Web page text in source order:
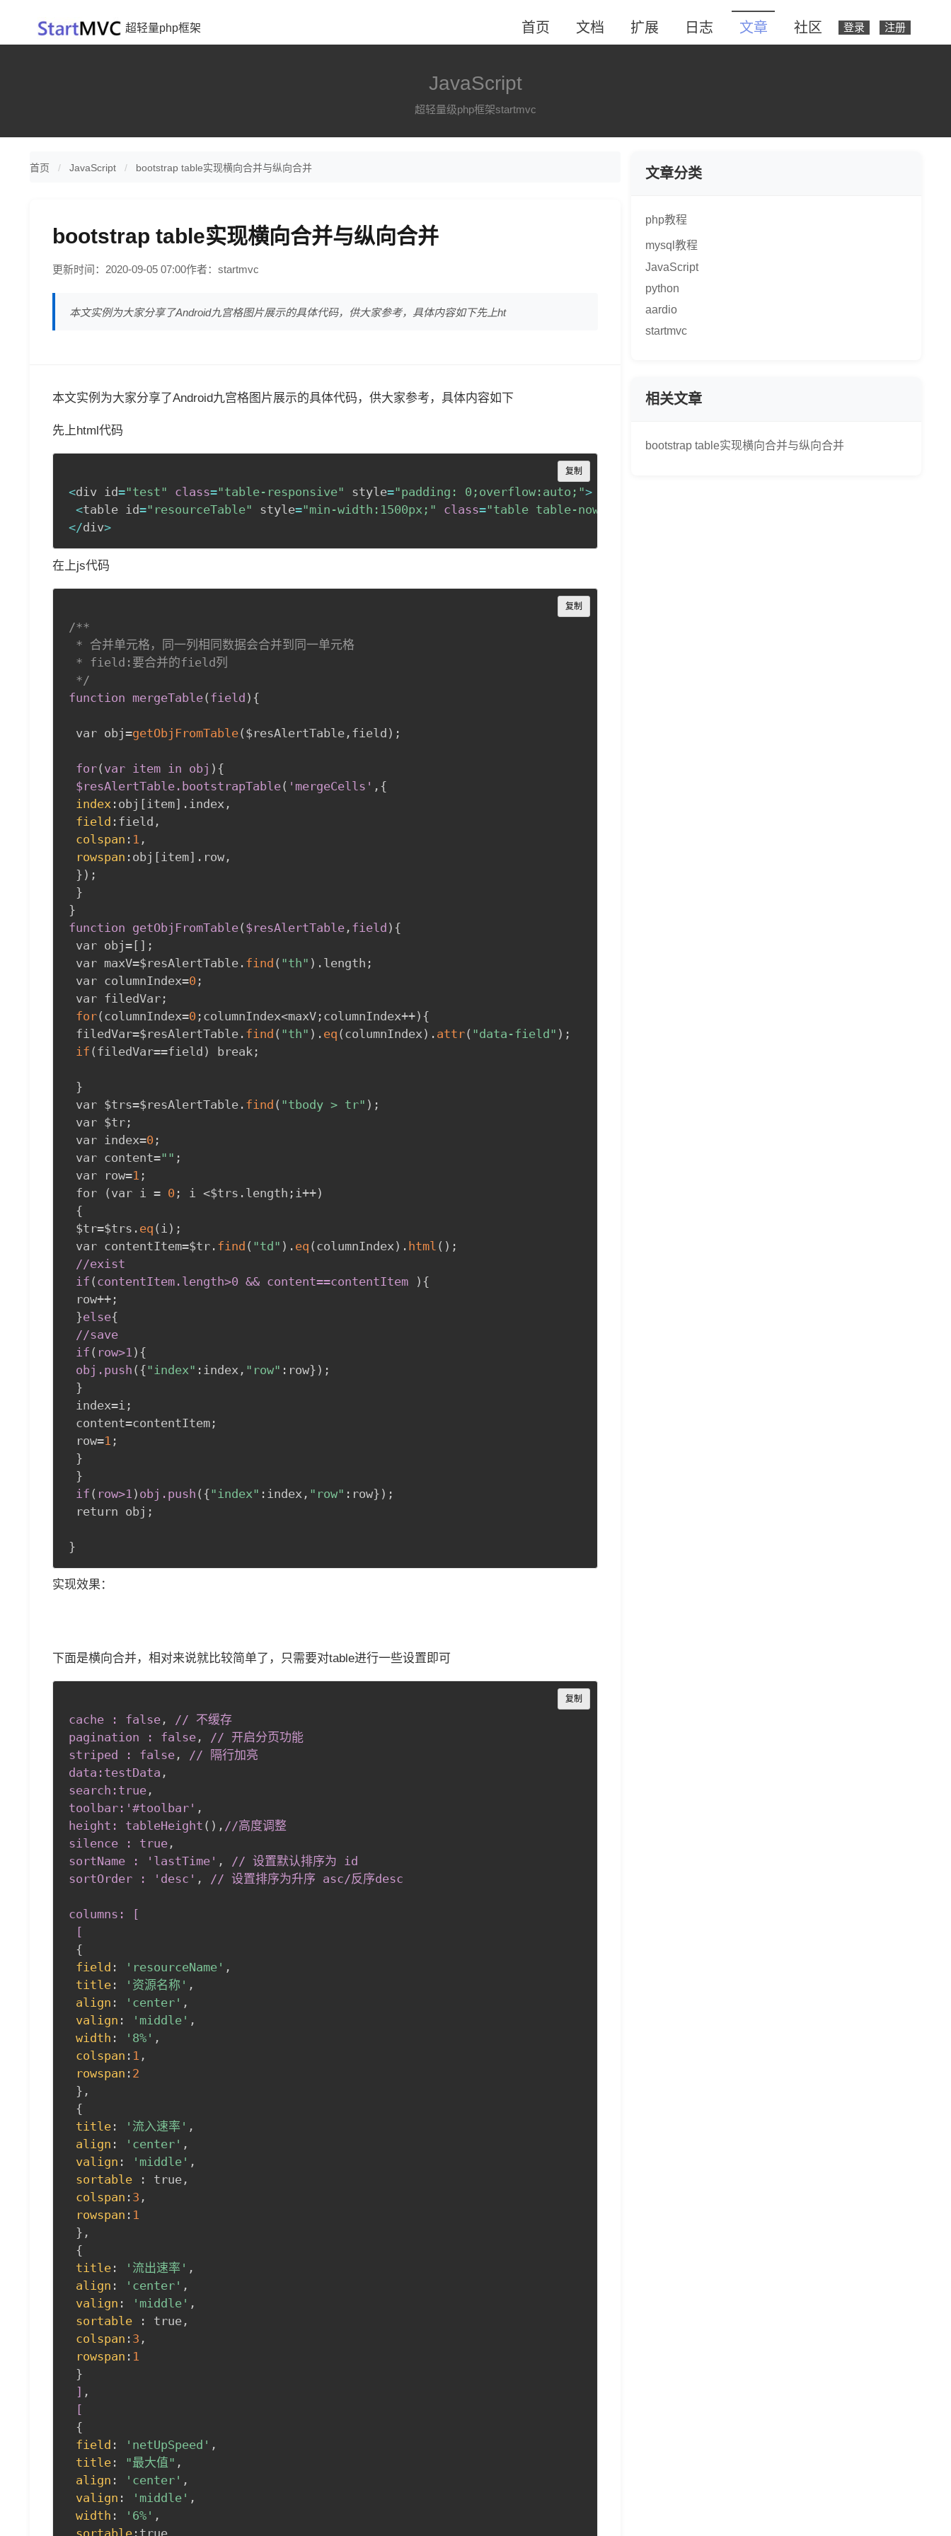
超轻量php框架 首页 文档 扩展 日志 文章 社区 登录 注册
JavaScript
超轻量级php框架startmvc
首页 JavaScript bootstrap table实现横向合并与纵向合并
bootstrap table实现横向合并与纵向合并
更新时间：2020-09-05 07:00作者：startmvc
本文实例为大家分享了Android九宫格图片展示的具体代码，供大家参考，具体内容如下先上ht
本文实例为大家分享了Android九宫格图片展示的具体代码，供大家参考，具体内容如下
先上html代码
<div id="test" class="table-responsive" style="padding: 0;overflow:auto;">
<table id="resourceTable" style="min-width:1500px;" class="table table-nowrap"
</div>
复制
Copy
在上js代码
/**
* 合并单元格，同一列相同数据会合并到同一单元格
* field:要合并的field列
*/
function mergeTable( field ) {
var obj=getObjFromTable( $resAlertTable , field ) ;
for( var item in obj ) {
$resAlertTable .bootstrapTable( 'mergeCells' , {
index : obj[item].index ,
field : field ,
colspan : 1 ,
rowspan : obj[item].row ,
} ) ;
}
}
function getObjFromTable( $resAlertTable , field ) {
var obj=[] ;
var maxV=$resAlertTable. find ( "th" ) .length ;
var columnIndex=0 ;
var filedVar ;
for( columnIndex=0 ; columnIndex<maxV ; columnIndex++) {
filedVar=$resAlertTable. find ( "th" ) . eq ( columnIndex ) . attr( "data-field" ) ;
if ( filedVar==field ) break ;
}
var $trs=$resAlertTable. find ( "tbody > tr" ) ;
var $tr ;
var index=0 ;
var content="" ;
var row=1 ;
for
( var i = 0 ; i <$trs.length ; i++)
{
$tr=$trs. eq ( i ) ;
var contentItem=$tr. find ( "td" ) . eq ( columnIndex ) . html ( ) ;
//exist
if ( contentItem .length>0 && content==contentItem ) {
row++ ;
}else{
//save
if ( row>1 ) {
obj .push ( {"index" : index , "row" : row} ) ;
}
index=i ;
content=contentItem ;
row=1 ;
}
}
if ( row>1 ) obj .push ( {"index" : index , "row" : row} ) ;
return obj ;
}
复制
Copy
实现效果：
下面是横向合并，相对来说就比较简单了，只需要对table进行一些设置即可
cache : false ,
// 不缓存
pagination : false ,
// 开启分页功能
striped : false ,
// 隔行加亮
data :testData ,
search :true ,
toolbar:' #toolbar ' ,
height: tableHeight ( ) , //高度调整
silence : true ,
sortName : 'lastTime' ,
// 设置默认排序为 id
sortOrder : 'desc' , // 设置排序为升序 asc/反序desc
columns: [
[
{
field : 'resourceName' ,
title : '资源名称' ,
align : 'center' ,
valign : 'middle' ,
width : '8%' ,
colspan : 1 ,
rowspan : 2
} ,
{
title : '流入速率' ,
align : 'center' ,
valign : 'middle' ,
sortable
: true ,
colspan : 3 ,
rowspan : 1
} ,
{
title : '流出速率' ,
align : 'center' ,
valign : 'middle' ,
sortable
: true ,
colspan : 3 ,
rowspan : 1
}
] ,
[
{
field : 'netUpSpeed' ,
title : "最大值" ,
align : 'center' ,
valign : 'middle' ,
width : '6%' ,
sortable : true
复制
Copy
文章分类
php教程
mysql教程
JavaScript
python
aardio
startmvc
相关文章
bootstrap table实现横向合并与纵向合并